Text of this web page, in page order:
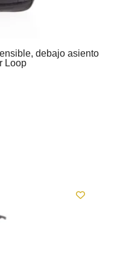
debajo asiento
Loop